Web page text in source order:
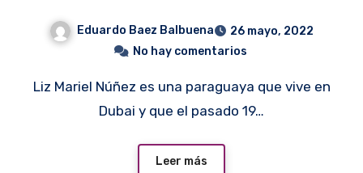
Eduardo Baez Balbuena
26 mayo, 2022
No hay comentarios
Liz Mariel Núñez es una paraguaya que vive en
Dubai y que el pasado 19…
Leer más